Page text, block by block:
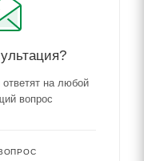
на любой
вопрос